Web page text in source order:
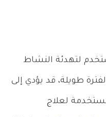
لتهدئة النشاط
طويلة، قد يؤدي إلى
لعلاج